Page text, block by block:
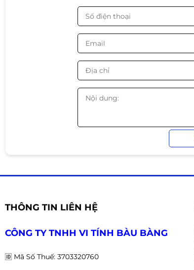
THÔNG TIN LIÊN HỆ
CÔNG TY TNHH VI TÍNH BÀU BÀNG
🆔 Mã Số Thuế: 3703320760